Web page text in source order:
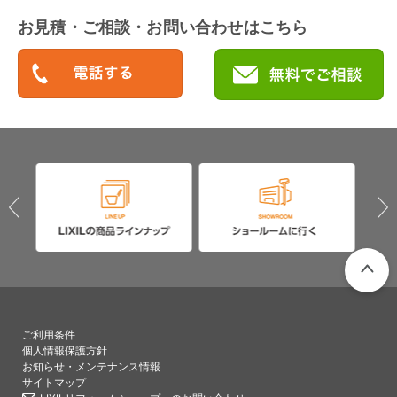
お見積・ご相談・お問い合わせはこちら
ご利用条件
個人情報保護方針
お知らせ・メンテナンス情報
サイトマップ